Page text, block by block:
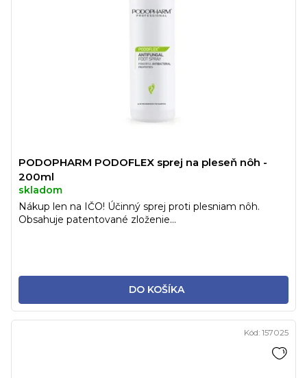
PODOPHARM PODOFLEX sprej na pleseň nôh -
200ml
skladom
DO KOŠÍKA
Nákup len na IČO! Účinný sprej proti plesniam nôh.
Obsahuje patentované zloženie...
Kód: 157025